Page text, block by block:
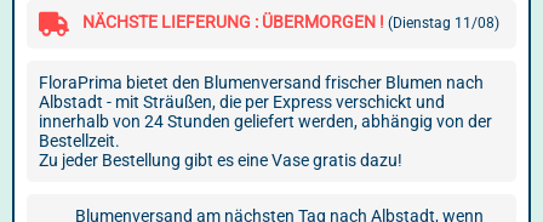
NÄCHSTE LIEFERUNG : ÜBERMORGEN ! (Dienstag 11/08)
FloraPrima bietet den Blumenversand frischer Blumen nach
Albstadt - mit Sträußen, die per Express verschickt und
innerhalb von 24 Stunden geliefert werden, abhängig von der
Bestellzeit.
Zu jeder Bestellung gibt es eine Vase gratis dazu!
Blumenversand am nächsten Tag nach Albstadt, wenn